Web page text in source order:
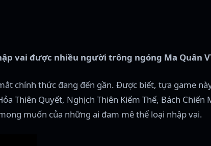
vai được nhiều người trông ngóng Ma Quân
chính thức đang đến gần. Được biết, tựa game
Thiên Quyết, Nghịch Thiên Kiếm Thế, Bách
muốn của những ai đam mê thể loại nhập vai.